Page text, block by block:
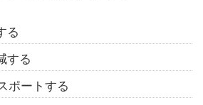
る
する
ポートする